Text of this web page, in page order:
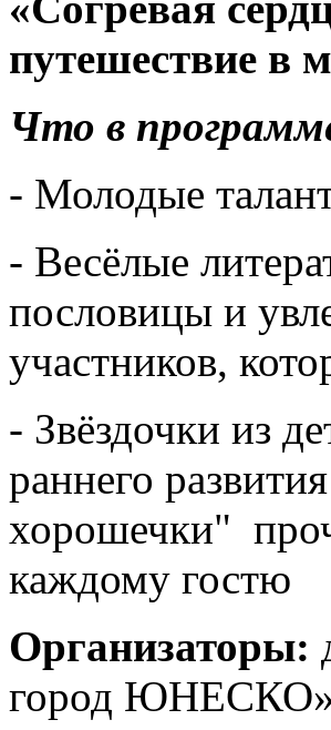
путешествие в
Что в
- Молодые
- Весёлые
пословицы и
участников,
- Звёздочки из
раннего
хорошечки"
каждому гостю
Организаторы:
город ЮНЕСКО»